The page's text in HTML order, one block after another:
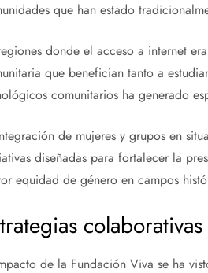
que han estado
donde el acceso a internet
que benefician tanto a
comunitarios ha generado
de mujeres y grupos en
diseñadas para fortalecer la
equidad de género en campos
de la Fundación Viva se ha